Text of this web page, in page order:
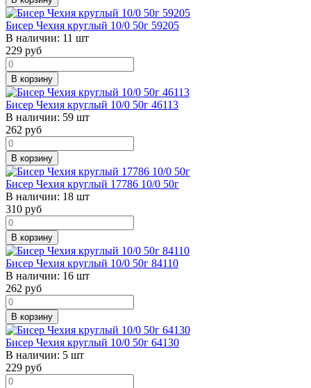
Бисер Чехия круглый 10/0 50г 59205
В наличии: 11 шт
229 руб
В корзину
Бисер Чехия круглый 10/0 50г 46113
В наличии: 59 шт
262 руб
В корзину
Бисер Чехия круглый 17786 10/0 50г
В наличии: 18 шт
310 руб
В корзину
Бисер Чехия круглый 10/0 50г 84110
В наличии: 16 шт
262 руб
В корзину
Бисер Чехия круглый 10/0 50г 64130
В наличии: 5 шт
229 руб